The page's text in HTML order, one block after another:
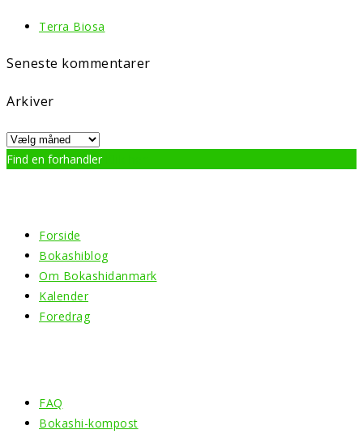
Terra Biosa
Seneste kommentarer
Arkiver
Arkiver
Find en forhandler
Forside
Bokashiblog
Om Bokashidanmark
Kalender
Foredrag
FAQ
Bokashi-kompost